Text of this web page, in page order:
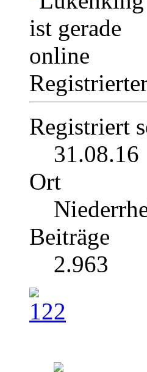
Registriert
31.08.16
Ort
Beiträge
2.963